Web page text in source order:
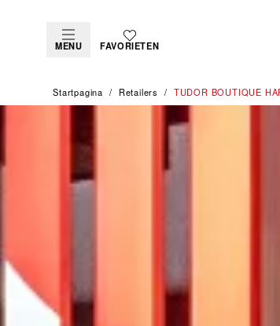
MENU FAVORIETEN
Startpagina Retailers ‭TUDOR BOUTIQUE